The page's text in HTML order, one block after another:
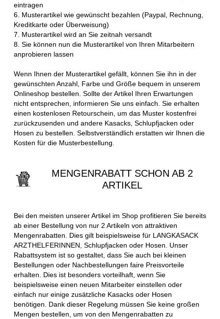
eintragen
6. Musterartikel wie gewünscht bezahlen (Paypal, Rechnung,
Kreditkarte oder Überweisung)
7. Musterartikel wird an Sie zeitnah versandt
8. Sie können nun die Musterartikel von Ihren Mitarbeitern
anprobieren lassen
Wenn Ihnen der Musterartikel gefällt, können Sie ihn in der
gewünschten Anzahl, Farbe und Größe bequem in unserem
Onlineshop bestellen. Sollte der Artikel Ihren Erwartungen
nicht entsprechen, informieren Sie uns einfach. Sie erhalten
einen kostenlosen Retourschein, um das Muster kostenfrei
zurückzusenden und andere Kasacks, Schlupfjacken oder
Hosen zu bestellen. Selbstverständlich erstatten wir Ihnen die
Kosten für die Musterbestellung.
MENGENRABATT SCHON AB 2
ARTIKEL
Bei den meisten unserer Artikel im Shop profitieren Sie bereits
ab einer Bestellung von nur 2 Artikeln von attraktiven
Mengenrabatten. Dies gilt beispielsweise für LANGKASACK
ARZTHELFERINNEN, Schlupfjacken oder Hosen. Unser
Rabattsystem ist so gestaltet, dass Sie auch bei kleinen
Bestellungen oder Nachbestellungen faire Preisvorteile
erhalten. Dies ist besonders vorteilhaft, wenn Sie
beispielsweise einen neuen Mitarbeiter einstellen oder
einfach nur einige zusätzliche Kasacks oder Hosen
benötigen. Dank dieser Regelung müssen Sie keine großen
Mengen bestellen, um von den Mengenrabatten zu